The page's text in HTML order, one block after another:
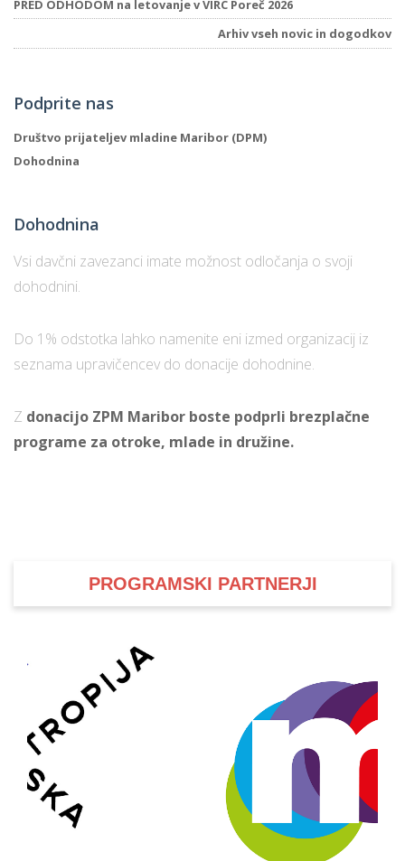
PRED ODHODOM na letovanje v VIRC Poreč 2026
Arhiv vseh novic in dogodkov
Podprite nas
Društvo prijateljev mladine Maribor (DPM)
Dohodnina
Dohodnina
Vsi davčni zavezanci imate možnost odločanja o svoji
dohodnini.
Do 1% odstotka lahko namenite eni izmed organizacij iz
seznama upravičencev do donacije dohodnine.
Z donacijo ZPM Maribor boste podprli brezplačne
programe za otroke, mlade in družine.
PROGRAMSKI PARTNERJI